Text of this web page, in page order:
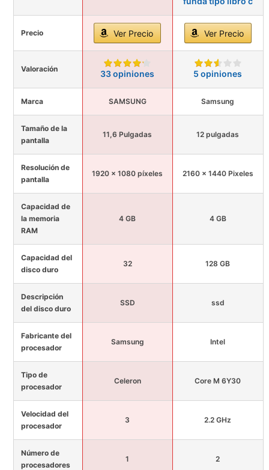
Precio Ver Precio Ver Precio
Valoración 33 opiniones 5 opiniones
Marca SAMSUNG Samsung
Tamaño de la
pantalla
11,6 Pulgadas 12 pulgadas
Resolución de
pantalla
1920 x 1080 píxeles 2160 x 1440 Pixeles
Capacidad de
la memoria
RAM
4 GB 4 GB
Capacidad del
disco duro
32 128 GB
Descripción
del disco duro
SSD ssd
Fabricante del
procesador
Samsung Intel
Tipo de
procesador
Celeron Core M 6Y30
Velocidad del
procesador
3 2.2 GHz
Número de
procesadores
1 2